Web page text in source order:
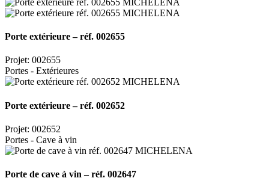
Porte extérieure – réf. 002655
Projet: 002655
Portes - Extérieures
Porte extérieure – réf. 002652
Projet: 002652
Portes - Cave à vin
Porte de cave à vin – réf. 002647